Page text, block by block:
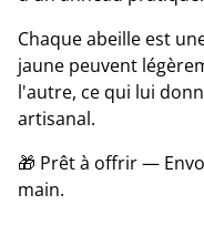
Chaque abeille est
jaune peuvent
l'autre, ce qui lui
artisanal.
🎁 Prêt à offrir —
main.